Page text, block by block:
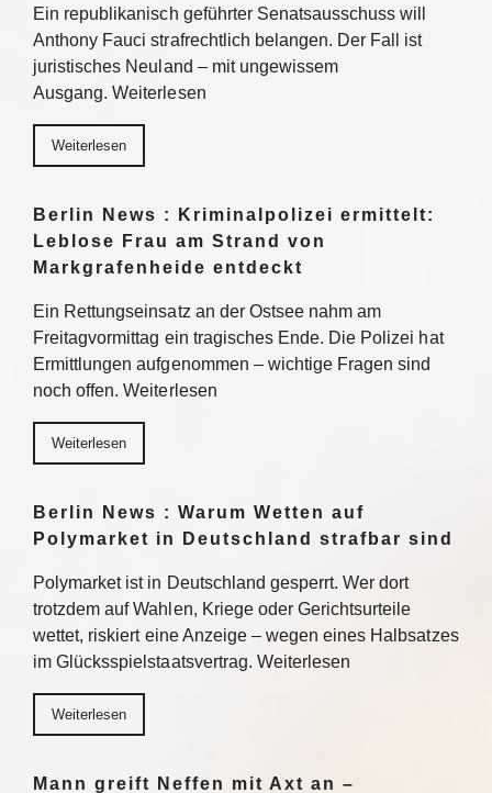
Ein republikanisch geführter Senatsausschuss will
Anthony Fauci strafrechtlich belangen. Der Fall ist
juristisches Neuland – mit ungewissem
Ausgang. Weiterlesen
Weiterlesen
Berlin News : Kriminalpolizei ermittelt:
Leblose Frau am Strand von
Markgrafenheide entdeckt
Ein Rettungseinsatz an der Ostsee nahm am
Freitagvormittag ein tragisches Ende. Die Polizei hat
Ermittlungen aufgenommen – wichtige Fragen sind
noch offen. Weiterlesen
Weiterlesen
Berlin News : Warum Wetten auf
Polymarket in Deutschland strafbar sind
Polymarket ist in Deutschland gesperrt. Wer dort
trotzdem auf Wahlen, Kriege oder Gerichtsurteile
wettet, riskiert eine Anzeige – wegen eines Halbsatzes
im Glücksspielstaatsvertrag. Weiterlesen
Weiterlesen
Mann greift Neffen mit Axt an –